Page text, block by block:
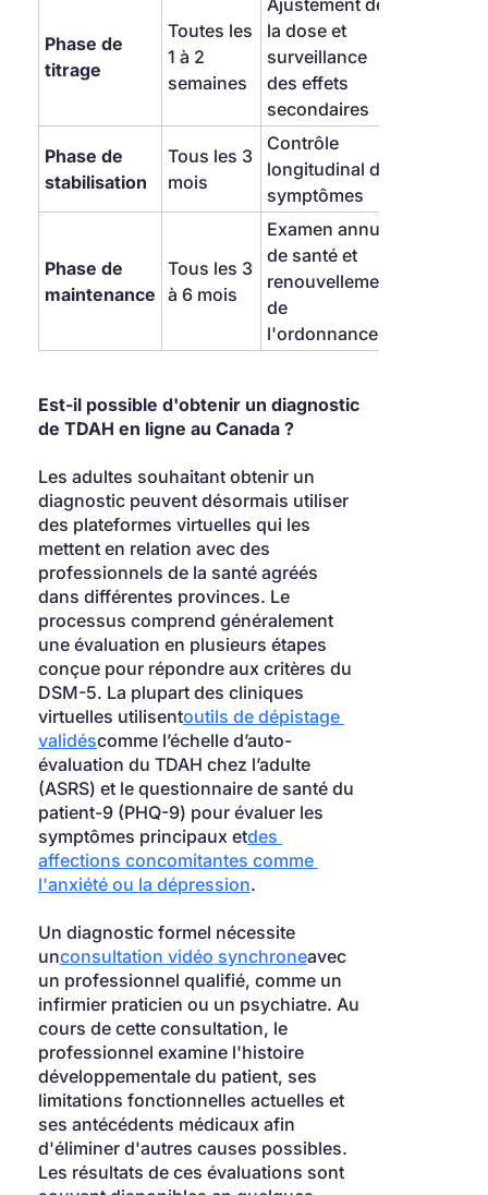
Phase de
titrage
Toutes les
1 à 2
semaines
Ajustement de
la dose et
surveillance
des effets
secondaires
Phase de
stabilisation
Tous les 3
mois
Contrôle
longitudinal des
symptômes
Phase de
maintenance
Tous les 3
à 6 mois
Examen annuel
de santé et
renouvellement
de
l'ordonnance
Est-il possible d'obtenir un diagnostic
de TDAH en ligne au Canada ?
Les adultes souhaitant obtenir un
diagnostic peuvent désormais utiliser
des plateformes virtuelles qui les
mettent en relation avec des
professionnels de la santé agréés
dans différentes provinces. Le
processus comprend généralement
une évaluation en plusieurs étapes
conçue pour répondre aux critères du
DSM-5. La plupart des cliniques
virtuelles utilisentoutils de dépistage
validéscomme l’échelle d’auto-
évaluation du TDAH chez l’adulte
(ASRS) et le questionnaire de santé du
patient-9 (PHQ-9) pour évaluer les
symptômes principaux etdes
affections concomitantes comme
l'anxiété ou la dépression.
Un diagnostic formel nécessite
unconsultation vidéo synchroneavec
un professionnel qualifié, comme un
infirmier praticien ou un psychiatre. Au
cours de cette consultation, le
professionnel examine l'histoire
développementale du patient, ses
limitations fonctionnelles actuelles et
ses antécédents médicaux afin
d'éliminer d'autres causes possibles.
Les résultats de ces évaluations sont